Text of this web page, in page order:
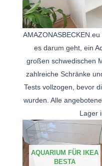
AMAZONASBECKEN.eu
es darum geht, ein
großen schwedischen
zahlreiche Schränke
Tests vollzogen, bevor
wurden. Alle
Lager
AQUARIUM FÜR IKEA
BESTA